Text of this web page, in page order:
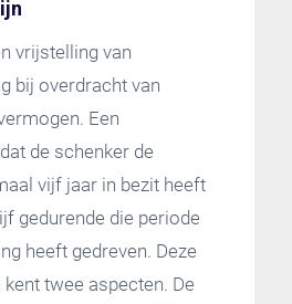
vrijstelling van
bij overdracht van
Een
de schenker de
vijf jaar in bezit heeft
gedurende die periode
heeft gedreven. Deze
twee aspecten. De